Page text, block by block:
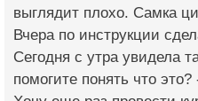
выглядит плохо. Самка
Вчера по инструкции
Сегодня с утра увидела
помогите понять что